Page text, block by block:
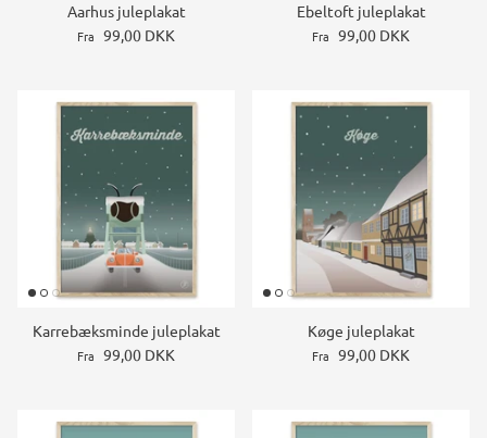
Aarhus juleplakat
Fra 99,00 DKK
Ebeltoft juleplakat
Fra 99,00 DKK
Karrebæksminde juleplakat
Fra 99,00 DKK
Køge juleplakat
Fra 99,00 DKK